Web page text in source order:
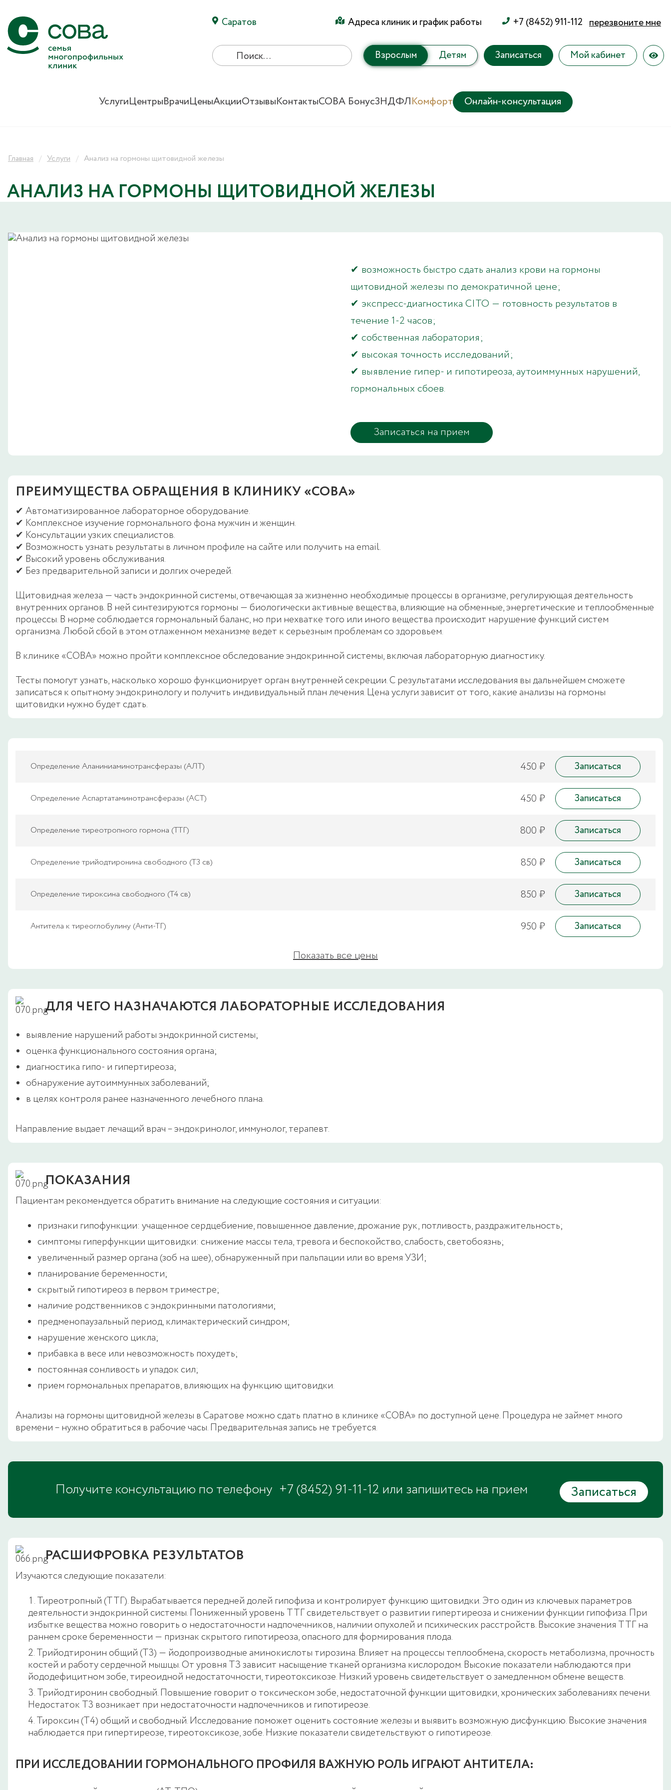
Саратов Адреса клиник и график работы +7 (8452) 911-112 перезвоните мне
Взрослым Детям Записаться Мой кабинет
УслугиЦентрыВрачиЦеныАкцииОтзывыКонтактыСОВА Бонус3НДФЛКомфорт Онлайн-консультация
Главная Услуги Анализ на гормоны щитовидной железы
АНАЛИЗ НА ГОРМОНЫ ЩИТОВИДНОЙ ЖЕЛЕЗЫ
✔ возможность быстро сдать анализ крови на гормоны
щитовидной железы по демократичной цене;
✔ экспресс-диагностика CITO ― готовность результатов в
течение 1-2 часов;
✔ собственная лаборатория;
✔ высокая точность исследований;
✔ выявление гипер- и гипотиреоза, аутоиммунных нарушений,
гормональных сбоев.
Записаться на прием
ПРЕИМУЩЕСТВА ОБРАЩЕНИЯ В КЛИНИКУ «СОВА»
✔ Автоматизированное лабораторное оборудование.
✔ Комплексное изучение гормонального фона мужчин и женщин.
✔ Консультации узких специалистов.
✔ Возможность узнать результаты в личном профиле на сайте или получить на email.
✔ Высокий уровень обслуживания.
✔ Без предварительной записи и долгих очередей.
Щитовидная железа ― часть эндокринной системы, отвечающая за жизненно необходимые процессы в организме, регулирующая деятельность
внутренних органов. В ней синтезируются гормоны ― биологически активные вещества, влияющие на обменные, энергетические и теплообменные
процессы. В норме соблюдается гормональный баланс, но при нехватке того или иного вещества происходит нарушение функций систем
организма. Любой сбой в этом отлаженном механизме ведет к серьезным проблемам со здоровьем.
В клинике «СОВА» можно пройти комплексное обследование эндокринной системы, включая лабораторную диагностику.
Тесты помогут узнать, насколько хорошо функционирует орган внутренней секреции. С результатами исследования вы дальнейшем сможете
записаться к опытному эндокринологу и получить индивидуальный план лечения. Цена услуги зависит от того, какие анализы на гормоны
щитовидки нужно будет сдать.
Определение Аланиниаминотрансферазы (АЛТ) 450 ₽ Записаться
Определение Аспартатаминотрансферазы (АСТ) 450 ₽ Записаться
Определение тиреотропного гормона (ТТГ) 800 ₽ Записаться
Определение трийодтиронина свободного (Т3 св) 850 ₽ Записаться
Определение тироксина свободного (Т4 св) 850 ₽ Записаться
Антитела к тиреоглобулину (Анти-ТГ) 950 ₽ Записаться
Показать все цены
ДЛЯ ЧЕГО НАЗНАЧАЮТСЯ ЛАБОРАТОРНЫЕ ИССЛЕДОВАНИЯ
выявление нарушений работы эндокринной системы;
оценка функционального состояния органа;
диагностика гипо- и гипертиреоза;
обнаружение аутоиммунных заболеваний;
в целях контроля ранее назначенного лечебного плана.
Направление выдает лечащий врач – эндокринолог, иммунолог, терапевт.
ПОКАЗАНИЯ
Пациентам рекомендуется обратить внимание на следующие состояния и ситуации:
признаки гипофункции: учащенное сердцебиение, повышенное давление, дрожание рук, потливость, раздражительность;
симптомы гиперфункции щитовидки: снижение массы тела, тревога и беспокойство, слабость, светобоязнь;
увеличенный размер органа (зоб на шее), обнаруженный при пальпации или во время УЗИ;
планирование беременности;
скрытый гипотиреоз в первом триместре;
наличие родственников с эндокринными патологиями;
предменопаузальный период, климактерический синдром;
нарушение женского цикла;
прибавка в весе или невозможность похудеть;
постоянная сонливость и упадок сил;
прием гормональных препаратов, влияющих на функцию щитовидки.
Анализы на гормоны щитовидной железы в Саратове можно сдать платно в клинике «СОВА» по доступной цене. Процедура не займет много
времени – нужно обратиться в рабочие часы. Предварительная запись не требуется.
Получите консультацию по телефону +7 (8452) 91-11-12 или запишитесь на прием Записаться
РАСШИФРОВКА РЕЗУЛЬТАТОВ
Изучаются следующие показатели:
Тиреотропный (ТТГ). Вырабатывается передней долей гипофиза и контролирует функцию щитовидки. Это один из ключевых параметров
деятельности эндокринной системы. Пониженный уровень ТТГ свидетельствует о развитии гипертиреоза и снижении функции гипофиза. При
избытке вещества можно говорить о недостаточности надпочечников, наличии опухолей и психических расстройств. Высокие значения ТТГ на
раннем сроке беременности ― признак скрытого гипотиреоза, опасного для формирования плода.
Трийодтиронин общий (Т3) ― йодопроизводные аминокислоты тирозина. Влияет на процессы теплообмена, скорость метаболизма, прочность
костей и работу сердечной мышцы. От уровня ТЗ зависит насыщение тканей организма кислородом. Высокие показатели наблюдаются при
йододефицитном зобе, тиреоидной недостаточности, тиреотоксикозе. Низкий уровень свидетельствует о замедленном обмене веществ.
Трийодтиронин свободный. Повышение говорит о токсическом зобе, недостаточной функции щитовидки, хронических заболеваниях печени.
Недостаток Т3 возникает при недостаточности надпочечников и гипотиреозе.
Тироксин (Т4) общий и свободный. Исследование поможет оценить состояние железы и выявить возможную дисфункцию. Высокие значения
наблюдается при гипертиреозе, тиреотоксикозе, зобе. Низкие показатели свидетельствуют о гипотиреозе.
ПРИ ИССЛЕДОВАНИИ ГОРМОНАЛЬНОГО ПРОФИЛЯ ВАЖНУЮ РОЛЬ ИГРАЮТ АНТИТЕЛА: